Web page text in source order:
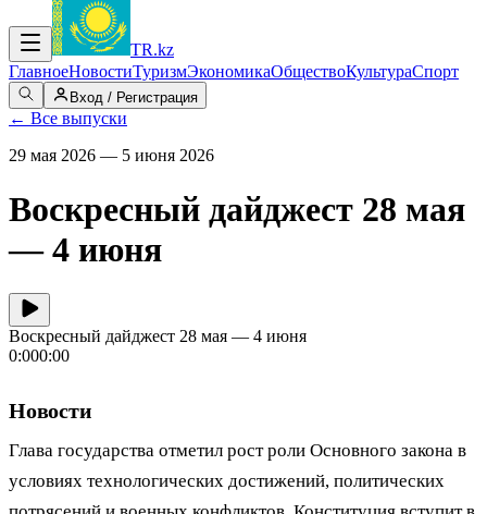
TR.kz
ГлавноеНовостиТуризмЭкономикаОбществоКультураСпорт
Вход / Регистрация
← Все выпуски
29 мая 2026 — 5 июня 2026
Воскресный дайджест 28 мая
— 4 июня
Воскресный дайджест 28 мая — 4 июня
0:000:00
Новости
Глава государства отметил рост роли Основного закона в
условиях технологических достижений, политических